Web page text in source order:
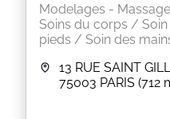
Modelages -
Soins du corps /
pieds / Soin des
13 RUE SAINT
75003 PARIS (712